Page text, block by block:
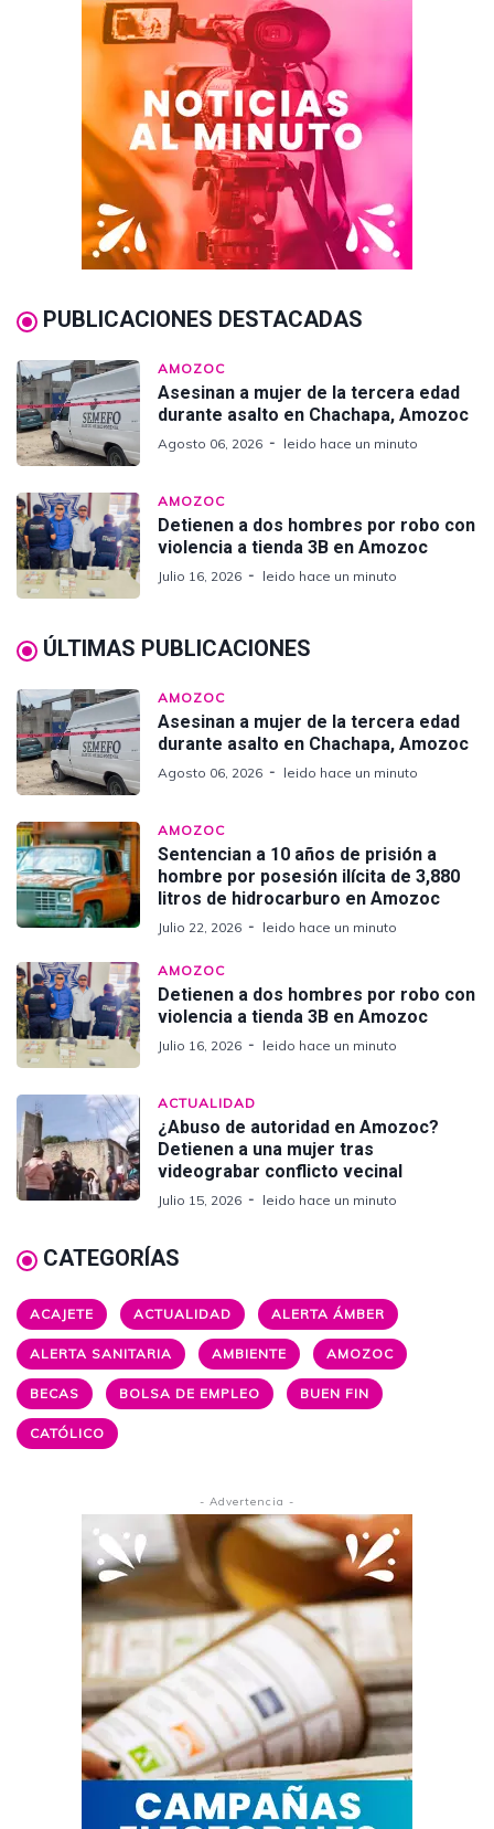
PUBLICACIONES DESTACADAS
AMOZOC
Asesinan a mujer de la tercera edad
durante asalto en Chachapa, Amozoc
Agosto 06, 2026 leido hace un minuto
AMOZOC
Detienen a dos hombres por robo con
violencia a tienda 3B en Amozoc
Julio 16, 2026 leido hace un minuto
ÚLTIMAS PUBLICACIONES
AMOZOC
Asesinan a mujer de la tercera edad
durante asalto en Chachapa, Amozoc
Agosto 06, 2026 leido hace un minuto
AMOZOC
Sentencian a 10 años de prisión a
hombre por posesión ilícita de 3,880
litros de hidrocarburo en Amozoc
Julio 22, 2026 leido hace un minuto
AMOZOC
Detienen a dos hombres por robo con
violencia a tienda 3B en Amozoc
Julio 16, 2026 leido hace un minuto
ACTUALIDAD
¿Abuso de autoridad en Amozoc?
Detienen a una mujer tras
videograbar conflicto vecinal
Julio 15, 2026 leido hace un minuto
CATEGORÍAS
ACAJETE ACTUALIDAD ALERTA ÁMBER
ALERTA SANITARIA AMBIENTE AMOZOC
BECAS BOLSA DE EMPLEO BUEN FIN
CATÓLICO
- Advertencia -